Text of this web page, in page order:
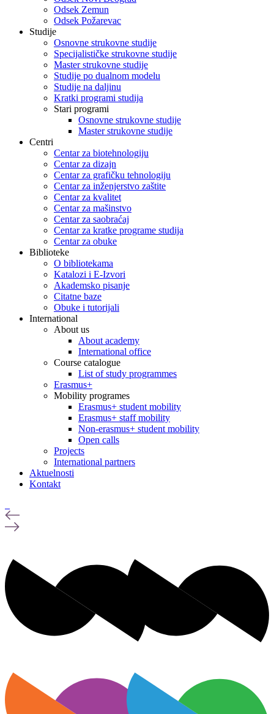
Odsek Zemun
Odsek Požarevac
Studije
Osnovne strukovne studije
Specijalističke strukovne studije
Master strukovne studije
Studije po dualnom modelu
Studije na daljinu
Kratki programi studija
Stari programi
Osnovne strukovne studije
Master strukovne studije
Centri
Centar za biotehnologiju
Centar za dizajn
Centar za grafičku tehnologiju
Centar za inženjerstvo zaštite
Centar za kvalitet
Centar za mašinstvo
Centar za saobraćaj
Centar za kratke programe studija
Centar za obuke
Biblioteke
O bibliotekama
Katalozi i E-Izvori
Akademsko pisanje
Citatne baze
Obuke i tutorijali
International
About us
About academy
International office
Course catalogue
List of study programmes
Erasmus+
Mobility programes
Erasmus+ student mobility
Erasmus+ staff mobility
Non-erasmus+ student mobility
Open calls
Projects
International partners
Aktuelnosti
Kontakt